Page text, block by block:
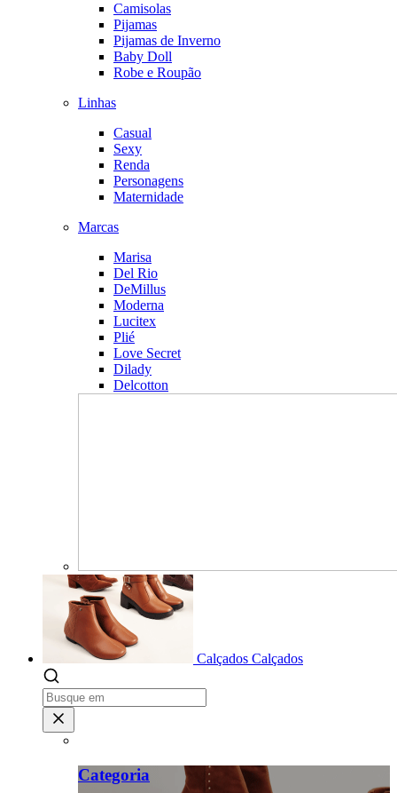
Camisolas
Pijamas
Pijamas de Inverno
Baby Doll
Robe e Roupão
Linhas
Casual
Sexy
Renda
Personagens
Maternidade
Marcas
Marisa
Del Rio
DeMillus
Moderna
Lucitex
Plié
Love Secret
Dilady
Delcotton
Calçados Calçados
Categoria